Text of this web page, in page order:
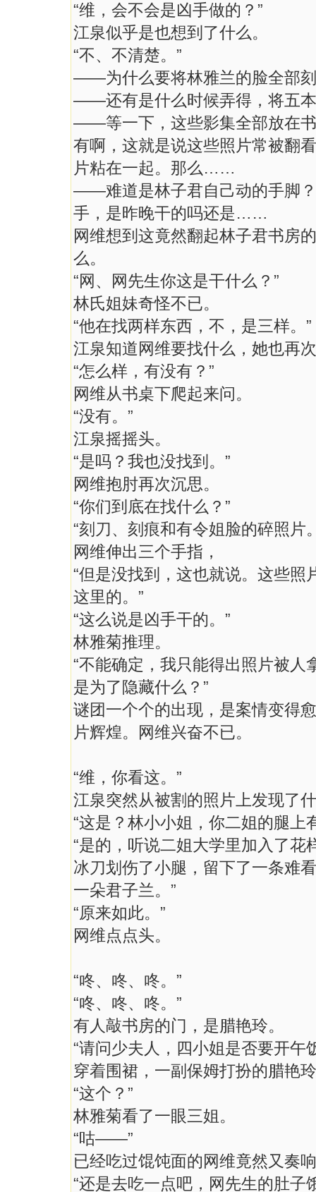
“维，会不会是凶手做的？”
江泉似乎是也想到了什么。
“不、不清楚。”
——为什么要将林雅兰的脸全部
——还有是什么时候弄得，将五
——等一下，这些影集全部放在
有啊，这就是说这些照片常被翻
片粘在一起。那么……
——难道是林子君自己动的手脚
手，是昨晚干的吗还是……
网维想到这竟然翻起林子君书房
么。
“网、网先生你这是干什么？”
林氏姐妹奇怪不已。
“他在找两样东西，不，是三样。”
江泉知道网维要找什么，她也再
“怎么样，有没有？”
网维从书桌下爬起来问。
“没有。”
江泉摇摇头。
“是吗？我也没找到。”
网维抱肘再次沉思。
“你们到底在找什么？”
“刻刀、刻痕和有令姐脸的碎照片
网维伸出三个手指，
“但是没找到，这也就说。这些
这里的。”
“这么说是凶手干的。”
林雅菊推理。
“不能确定，我只能得出照片被
是为了隐藏什么？”
谜团一个个的出现，是案情变得
片辉煌。网维兴奋不已。
“维，你看这。”
江泉突然从被割的照片上发现了
“这是？林小小姐，你二姐的腿上
“是的，听说二姐大学里加入了
冰刀划伤了小腿，留下了一条难
一朵君子兰。”
“原来如此。”
网维点点头。
“咚、咚、咚。”
“咚、咚、咚。”
有人敲书房的门，是腊艳玲。
“请问少夫人，四小姐是否要开午
穿着围裙，一副保姆打扮的腊艳
“这个？”
林雅菊看了一眼三姐。
“咕——”
已经吃过馄饨面的网维竟然又奏
“还是去吃一点吧，网先生的肚子